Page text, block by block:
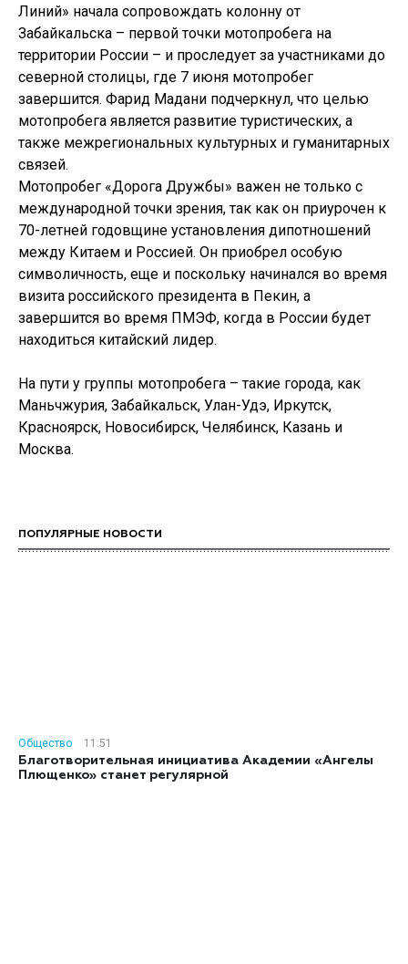
Линий» начала сопровождать колонну от
Забайкальска – первой точки мотопробега на
территории России – и проследует за участниками до
северной столицы, где 7 июня мотопробег
завершится. Фарид Мадани подчеркнул, что целью
мотопробега является развитие туристических, а
также межрегиональных культурных и гуманитарных
связей.
Мотопробег «Дорога Дружбы» важен не только с
международной точки зрения, так как он приурочен к
70-летней годовщине установления дипотношений
между Китаем и Россией. Он приобрел особую
символичность, еще и поскольку начинался во время
визита российского президента в Пекин, а
завершится во время ПМЭФ, когда в России будет
находиться китайский лидер.
На пути у группы мотопробега – такие города, как
Маньчжурия, Забайкальск, Улан-Удэ, Иркутск,
Красноярск, Новосибирск, Челябинск, Казань и
Москва.
ПОПУЛЯРНЫЕ НОВОСТИ
Общество
11:51
Благотворительная инициатива Академии «Ангелы
Плющенко» станет регулярной